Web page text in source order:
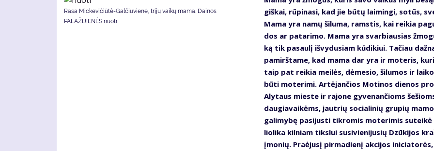
Rasa Mickevičiūtė-Galčiuvienė, trijų vaikų mama. Dainos
PALAŽIJIENĖS nuotr.
giš­kai, rū­pi­na­si, kad jie bū­tų lai­min­gi, so­tūs,
Ma­ma yra na­mų ši­lu­ma, rams­tis, kai rei­kia
dos ar pa­ta­ri­mo. Ma­ma yra svar­biau­sias
ką tik pa­sau­lį iš­vy­du­siam kū­di­kiui. Ta­čiau
pa­mirš­ta­me, kad ma­ma dar yra ir mo­te­ris,
taip pat rei­kia mei­lės, dė­me­sio, ši­lu­mos ir
bū­ti mo­te­ri­mi. Ar­tė­jan­čios Mo­ti­nos die­nos
Aly­taus mies­te ir ra­jo­ne gy­ve­nan­čioms
dau­gia­vai­kėms, jaut­rių so­cia­li­nių gru­pių
ga­li­my­bę pa­si­jus­ti tik­ro­mis mo­te­ri­mis
lio­li­ka kil­niam tiks­lui su­si­vie­ni­ju­sių Dzū­ki­jos
įmo­nių. Pra­ėju­sį pir­ma­die­nį ak­ci­jos